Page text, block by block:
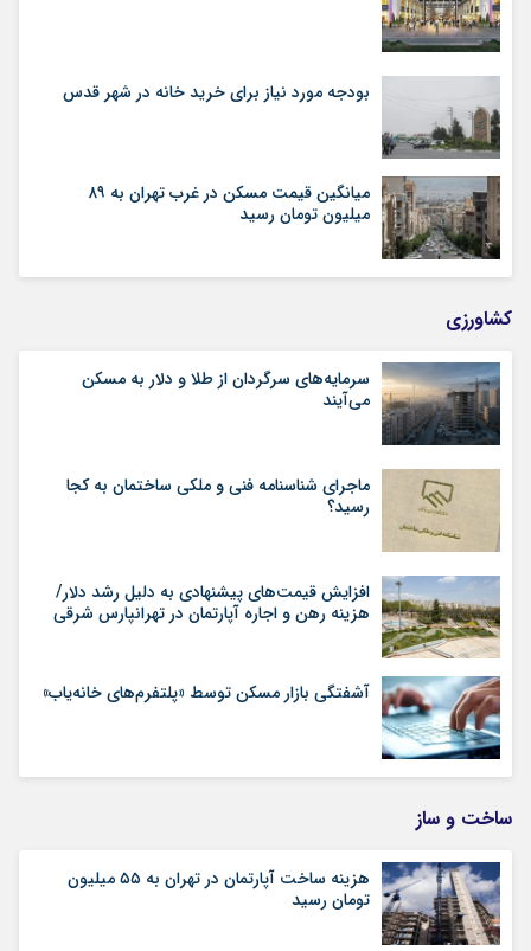
بودجه مورد نیاز برای خرید خانه در شهر قدس
میانگین قیمت مسکن در غرب تهران به ۸۹
میلیون تومان رسید
کشاورزی
سرمایه‌های سرگردان از طلا و دلار به مسکن
می‌آیند
ماجرای شناسنامه‌ فنی و ملکی ساختمان به کجا
رسید؟
افزایش قیمت‌های پیشنهادی به دلیل رشد دلار/
هزینه رهن و اجاره آپارتمان در تهرانپارس شرقی
آشفتگی بازار مسکن توسط «پلتفرم‌های خانه‌یاب»
ساخت و ساز
هزینه ساخت آپارتمان در تهران به ۵۵ میلیون
تومان رسید